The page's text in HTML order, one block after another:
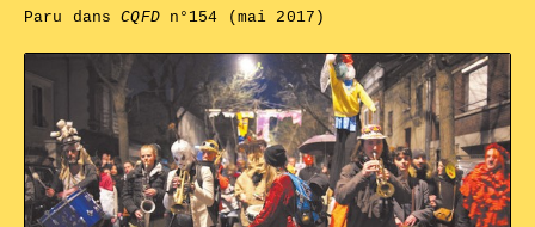
Paru dansCQFDn°154 (mai 2017)